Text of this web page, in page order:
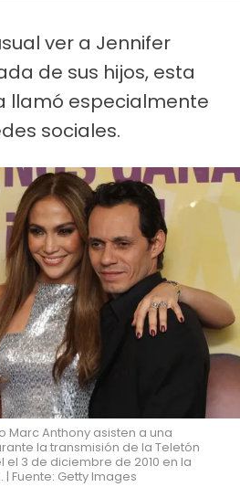
ver a Jennifer
de sus hijos, esta
llamó especialmente
sociales.
Marc Anthony asisten a una
la transmisión de la Teletón
el 3 de diciembre de 2010 en la
Fuente: Getty Images